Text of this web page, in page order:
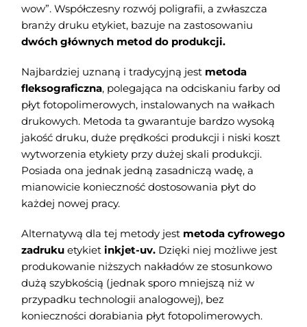
wow”. Współczesny rozwój poligrafii, a zwłaszcza
branży druku etykiet, bazuje na zastosowaniu
dwóch głównych metod do produkcji.
Najbardziej uznaną i tradycyjną jest metoda
fleksograficzna, polegająca na odciskaniu farby od
płyt fotopolimerowych, instalowanych na wałkach
drukowych. Metoda ta gwarantuje bardzo wysoką
jakość druku, duże prędkości produkcji i niski koszt
wytworzenia etykiety przy dużej skali produkcji.
Posiada ona jednak jedną zasadniczą wadę, a
mianowicie konieczność dostosowania płyt do
każdej nowej pracy.
Alternatywą dla tej metody jest metoda cyfrowego
zadrukuetykiet inkjet-uv.Dzięki niej możliwe jest
produkowanie niższych nakładów ze stosunkowo
dużą szybkością (jednak sporo mniejszą niż w
przypadku technologii analogowej), bez
konieczności dorabiania płyt fotopolimerowych.